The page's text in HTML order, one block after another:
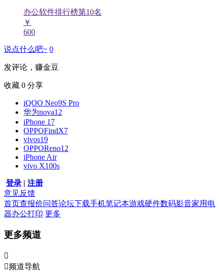
办公软件排行榜第10名
￥
600
说点什么吧~ 0
发评论，赚金豆
收藏 0 分享
iQOO Neo9S Pro
华为nova12
iPhone 17
OPPOFindX7
vivos19
OPPOReno12
iPhone Air
vivo X100s
登录 | 注册
意见反馈
首页查报价问答论坛下载手机笔记本游戏硬件数码影音家用电
器办公打印 更多
更多频道

频道导航